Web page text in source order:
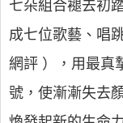
七朵組合褪去初
成七位歌藝、唱
網評 ），用最真
號，使漸漸失去